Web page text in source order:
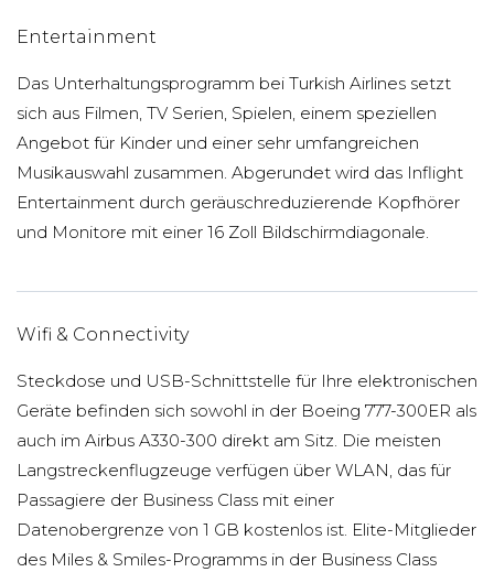
Entertainment
Das Unterhaltungsprogramm bei Turkish Airlines setzt
sich aus Filmen, TV Serien, Spielen, einem speziellen
Angebot für Kinder und einer sehr umfangreichen
Musikauswahl zusammen. Abgerundet wird das Inflight
Entertainment durch geräuschreduzierende Kopfhörer
und Monitore mit einer 16 Zoll Bildschirmdiagonale.
Wifi & Connectivity
Steckdose und USB-Schnittstelle für Ihre elektronischen
Geräte befinden sich sowohl in der Boeing 777-300ER als
auch im Airbus A330-300 direkt am Sitz. Die meisten
Langstreckenflugzeuge verfügen über WLAN, das für
Passagiere der Business Class mit einer
Datenobergrenze von 1 GB kostenlos ist. Elite-Mitglieder
des Miles & Smiles-Programms in der Business Class